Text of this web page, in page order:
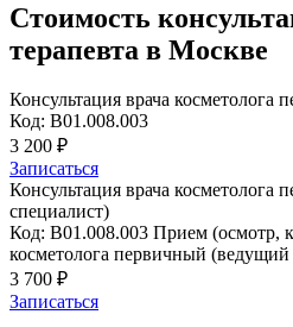
Стоимость
терапевта в Москве
Консультация врача косметолога
Код: B01.008.003
3 200 ₽
Записаться
Консультация врача косметолога
специалист)
Код: B01.008.003 Прием (осмотр,
косметолога первичный (ведущий
3 700 ₽
Записаться